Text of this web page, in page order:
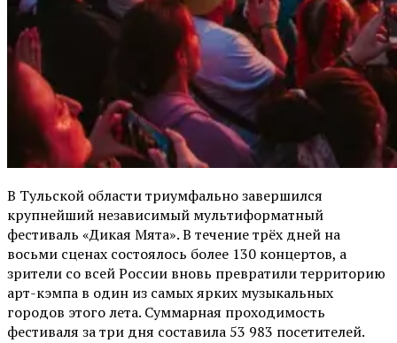
В Тульской области триумфально завершился
крупнейший независимый мультиформатный
фестиваль «Дикая Мята». В течение трёх дней на
восьми сценах состоялось более 130 концертов, а
зрители со всей России вновь превратили территорию
арт-кэмпа в один из самых ярких музыкальных
городов этого лета. Суммарная проходимость
фестиваля за три дня составила 53 983 посетителей.